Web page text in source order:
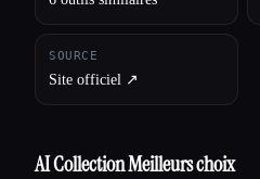
SOURCE
Site officiel ↗︎
AI Collection Meilleurs choix